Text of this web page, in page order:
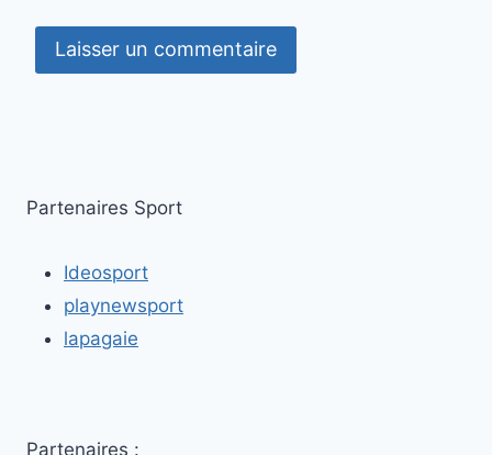
Partenaires Sport
Ideosport
playnewsport
lapagaie
Partenaires :